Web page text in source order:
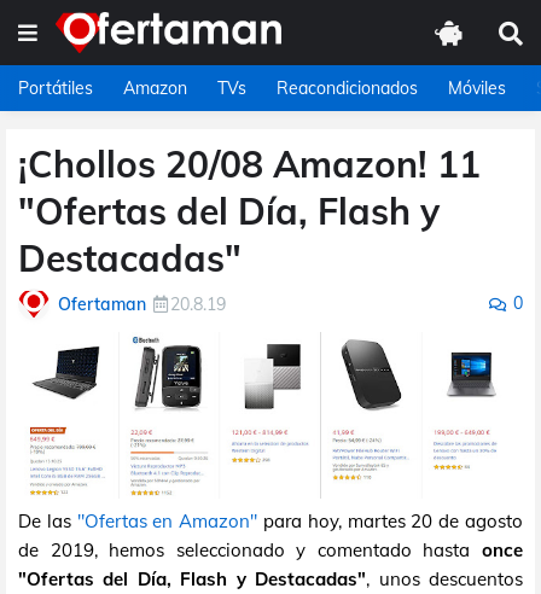
Portátiles Amazon TVs Reacondicionados Móviles
¡Chollos 20/08 Amazon! 11
"Ofertas del Día, Flash y
Destacadas"
Ofertaman 20.8.19 0
De las "Ofertas en Amazon" para hoy, martes 20 de agosto
de 2019, hemos seleccionado y comentado hasta once
"Ofertas del Día, Flash y Destacadas", unos descuentos